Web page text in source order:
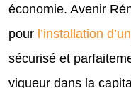
économie. Avenir
pour l’installation
sécurisé et
vigueur dans la